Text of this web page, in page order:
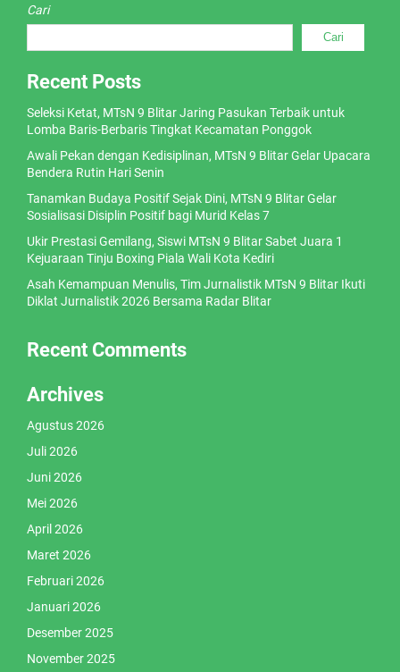
Cari
Cari
Recent Posts
Seleksi Ketat, MTsN 9 Blitar Jaring Pasukan Terbaik untuk
Lomba Baris-Berbaris Tingkat Kecamatan Ponggok
Awali Pekan dengan Kedisiplinan, MTsN 9 Blitar Gelar Upacara
Bendera Rutin Hari Senin
Tanamkan Budaya Positif Sejak Dini, MTsN 9 Blitar Gelar
Sosialisasi Disiplin Positif bagi Murid Kelas 7
Ukir Prestasi Gemilang, Siswi MTsN 9 Blitar Sabet Juara 1
Kejuaraan Tinju Boxing Piala Wali Kota Kediri
Asah Kemampuan Menulis, Tim Jurnalistik MTsN 9 Blitar Ikuti
Diklat Jurnalistik 2026 Bersama Radar Blitar
Recent Comments
Archives
Agustus 2026
Juli 2026
Juni 2026
Mei 2026
April 2026
Maret 2026
Februari 2026
Januari 2026
Desember 2025
November 2025